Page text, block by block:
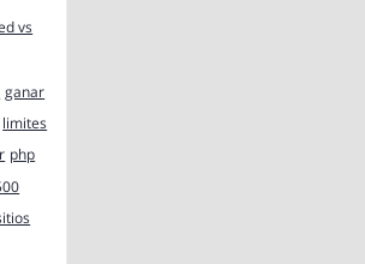
vs
ganar
limites
php